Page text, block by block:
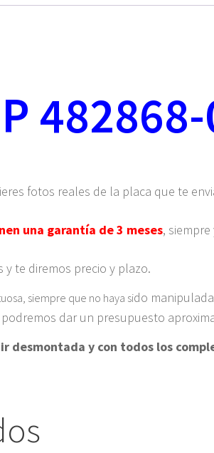
fotos reales de la placa que te
una garantía de 3 meses,
te diremos precio y plazo.
siempre que no haya sido
dar un presupuesto
desmontada y con todos los